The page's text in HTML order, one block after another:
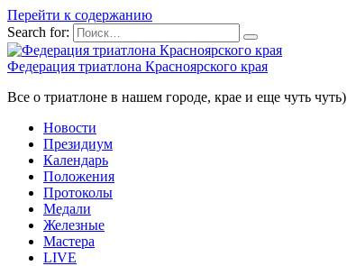
Перейти к содержанию
Search for:
Федерация триатлона Красноярского края
Все о триатлоне в нашем городе, крае и еще чуть чуть)
Новости
Президиум
Календарь
Положения
Протоколы
Медали
Железные
Мастера
LIVE